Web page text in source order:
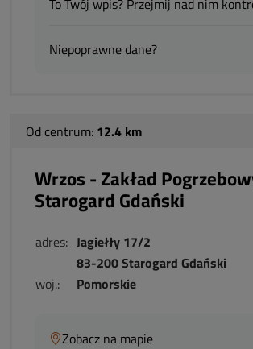
To Twój wpis? Przejmij nad nim
Niepoprawne dane?
Od centrum: 12.4 km
Wrzos - Zakład
Starogard Gdański
adres: Jagiełły 17/2
83-200 Starogard Gdański
woj.:
Pomorskie
Zobacz na mapie